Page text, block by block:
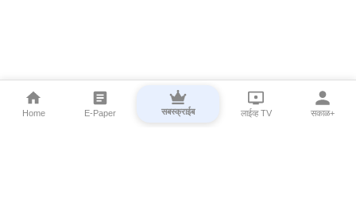
Home E-Paper सबस्क्राईब लाईव्ह TV सकाळ+